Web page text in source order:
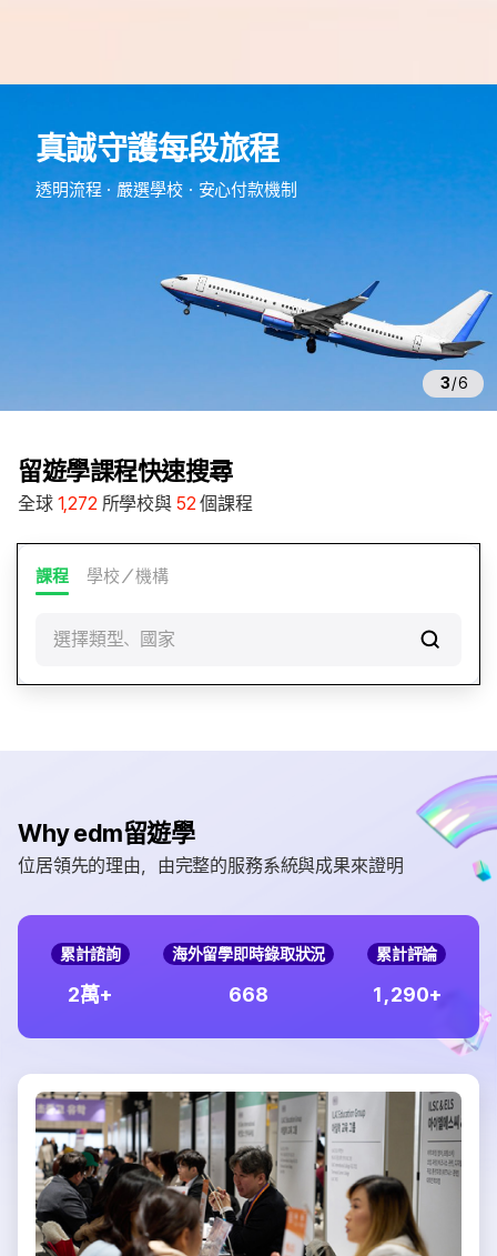
真誠守護每段旅程
透明流程・嚴選學校・安心付款機制
3/6
留遊學課程快速搜尋
全球 1,272 所學校與 52 個課程
課程 學校／機構
選擇類型、國家
Why edm留遊學
位居領先的理由，由完整的服務系統與成果來證明
累計諮詢
2萬+
海外留學即時錄取狀況
668
累計評論
1 290+